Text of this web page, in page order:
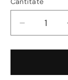
Reduceți
cantitatea
pentru
aluminiu